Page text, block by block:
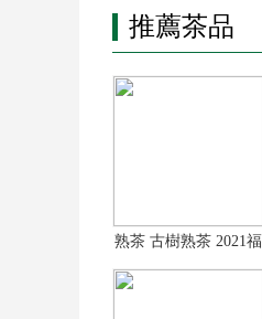
推薦茶品
熟茶 古樹熟茶 2021福
餅普洱茶 3